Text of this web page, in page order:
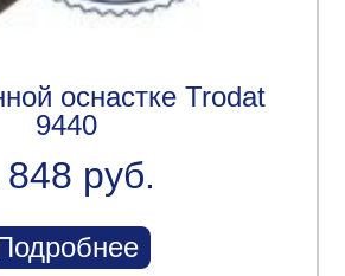
оснастке Trodat
9440
848 руб.